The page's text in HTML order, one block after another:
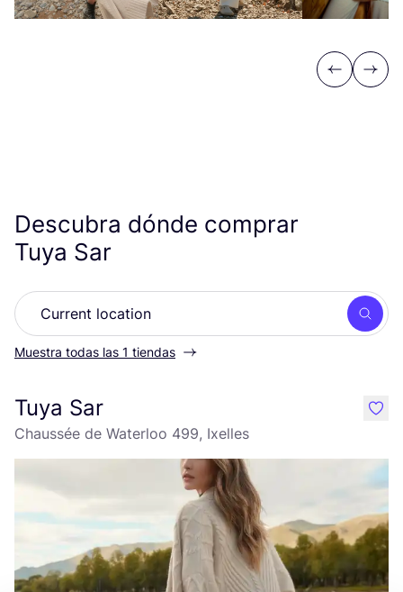
Previous
Next
Descubra dónde comprar
Tuya Sar
Muestra todas las 1 tiendas
Tuya Sar
Chaussée de Waterloo 499, Ixelles
like